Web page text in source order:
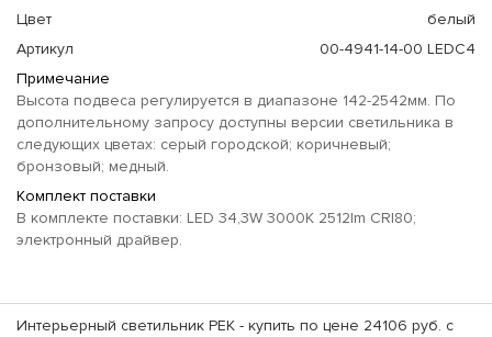
Цвет
белый
Артикул
00-4941-14-00 LEDC4
Примечание
Высота подвеса регулируется в диапазоне 142-2542мм. По
дополнительному запросу доступны версии светильника в
следующих цветах: серый городской; коричневый;
бронзовый; медный.
Комплект поставки
В комплекте поставки: LED 34,3W 3000K 2512lm CRI80;
электронный драйвер.
Интерьерный светильник PEK - купить по цене 24106 руб. с